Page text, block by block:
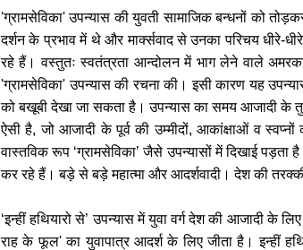
'ग्रामसेविका' उपन्यास की युवती सामाजिक बन्धनों को
दर्शन के प्रभाव में थे और मार्क्सवाद से उनका परिचय धीरे-
रहे हैं। वस्तुतः स्वतंत्रता आन्दोलन में भाग लेने वाले
'ग्रामसेविका' उपन्यास की रचना की। इसी कारण यह
को बखूबी देखा जा सकता है। उपन्यास का समय आजादी के
ऐसी है, जो आजादी के पूर्व की उम्मीदों, आकांक्षाओं व
वास्तविक रूप ‘ग्रामसेविका’ जैसे उपन्यासों में दिखाई
कर रहे हैं। बड़े से बड़े महात्मा और आदर्शवादी। देश की
‘इन्हीं हथियारो से’ उपन्यास में युवा वर्ग देश की आजादी के
राह के फूल' का युवापात्र आदर्श के लिए जीता है। इन्हीं